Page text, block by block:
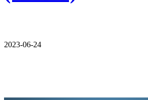
2023-06-24